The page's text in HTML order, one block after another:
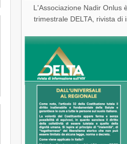
L'Associazione Nadir Onlus
trimestrale DELTA, rivista di